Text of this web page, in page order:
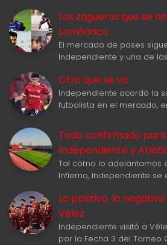
Los zagueros que se
Lomónaco
El mercado de pases
Independiente y una de
Otro que se va
Independiente acordó la
futbolista en el mercado,
Todo confirmado
Independiente y
Tal como lo adelantamos
Infierno, Independiente se
Lo positivo, lo
Vélez
Independiente visitó a
por la Fecha 3 del Torneo